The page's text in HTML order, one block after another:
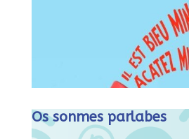
Os sonmes parlabes